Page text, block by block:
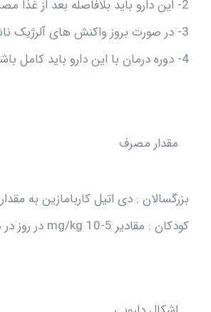
2- این دارو باید بلافاصله بعد از غذا مصرف شود.
3- در صورت بروز واکنش های آلرژیک ناشی از مرگ میکروفیلاریا، ممکن است مصرف کورتیکواستروئید های سیستمیک ضروری باشد.
4- دوره درمان با این دارو باید کامل باشد. در بعضی از بیماران، یک دوره درمان دیگر نیز ممکن است ضروری باشد.
مقدار مصرف
بزرگسالان : دی اتیل کاربامازین به مقدار mg/kg3-2 ( تا حداکثر mg/kg/day9 ) سه بار در روز برای 3-2 هفته مصرف می شود.
کودکان : مقادیر mg/kg 10-5 در روز در مقادیر منقسم بر اساس سن بیمار، در کودکان با سن یک ماه تا 15 سال مصرف می شود.